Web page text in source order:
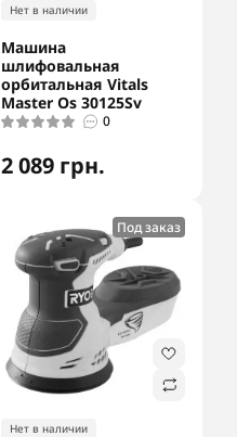
Нет в наличии
Машина
шлифовальная
орбитальная Vitals
Master Os 30125Sv
0
2 089 грн.
Под заказ
Нет в наличии